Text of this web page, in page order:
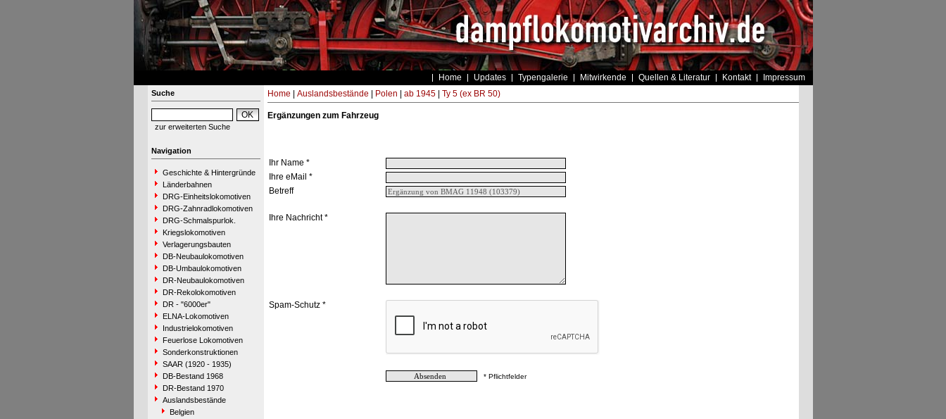
Home Updates Typengalerie Mitwirkende Quellen & Literatur Kontakt Impressum
Suche
zur erweiterten Suche
Navigation
Geschichte & Hintergründe
Länderbahnen
DRG-Einheitslokomotiven
DRG-Zahnradlokomotiven
DRG-Schmalspurlok.
Kriegslokomotiven
Verlagerungsbauten
DB-Neubaulokomotiven
DB-Umbaulokomotiven
DR-Neubaulokomotiven
DR-Rekolokomotiven
DR - "6000er"
ELNA-Lokomotiven
Industrielokomotiven
Feuerlose Lokomotiven
Sonderkonstruktionen
SAAR (1920 - 1935)
DB-Bestand 1968
DR-Bestand 1970
Auslandsbestände
Belgien
Home Auslandsbestände Polen ab 1945| Ty 5 (ex BR 50)
Ergänzungen zum Fahrzeug
Ihr Name *
Ihre eMail *
Betreff
Ihre Nachricht *
Spam-Schutz *
* Pflichtfelder